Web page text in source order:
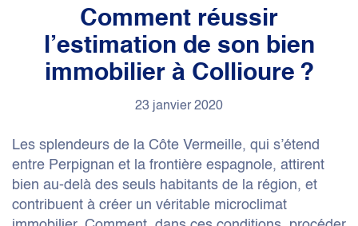
Comment réussir
l’estimation de son bien
immobilier à Collioure ?
23 janvier 2020
Les splendeurs de la Côte Vermeille, qui s’étend
entre Perpignan et la frontière espagnole, attirent
bien au-delà des seuls habitants de la région, et
contribuent à créer un véritable microclimat